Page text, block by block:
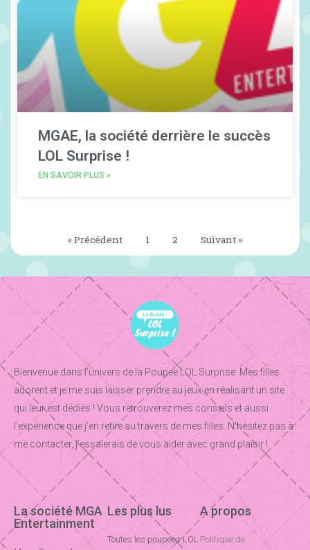
MGAE, la société derrière le succès
LOL Surprise !
EN SAVOIR PLUS »
« Précédent 1 2 Suivant »
Bienvenue dans l’univers de la Poupee LOL Surprise. Mes filles
adorent et je me suis laisser prendre au jeux en réalisant un site
qui leur est dédiés ! Vous retrouverez mes conseils et aussi
l’expérience que j’en retire au travers de mes filles. N’hésitez pas à
me contacter, j’essaierais de vous aider avec grand plaisir !
La société MGA
Entertainment
Les plus lus
Toutes les poupées LOL
A propos
Politique de